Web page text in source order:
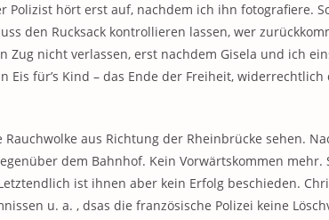
Polizist hört erst auf, nachdem ich ihn fotografiere.
den Rucksack kontrollieren lassen, wer
Zug nicht verlassen, erst nachdem Gisela und ich
Eis für’s Kind – das Ende der Freiheit,
aus Richtung der Rheinbrücke sehen.
dem Bahnhof. Kein Vorwärtskommen
ist ihnen aber kein Erfolg beschieden.
u. a. , dsas die französische Polizei keine